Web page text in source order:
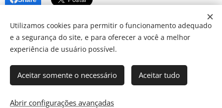
© 2024 JBarretos Eventos.
Utilizamos cookies para permitir o funcionamento adequado
e a segurança do site, e para oferecer a você a melhor
experiência de usuário possível.
Aceitar somente o necessário Aceitar tudo
Abrir configurações avançadas